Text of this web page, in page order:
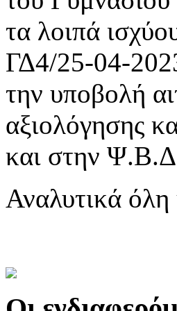
τα λοιπά
ΓΔ4/25-04-
την υποβολή
αξιολόγησης
και στην
Αναλυτικά